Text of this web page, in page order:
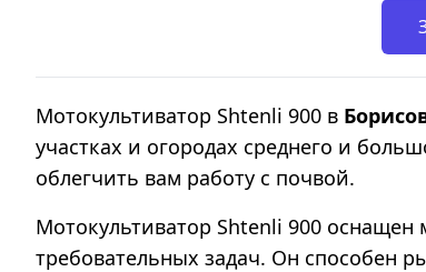
Мотокультиватор Shtenli 900 в
участках и огородах среднего и
облегчить вам работу с почвой.
Мотокультиватор Shtenli 900
требовательных задач. Он способен